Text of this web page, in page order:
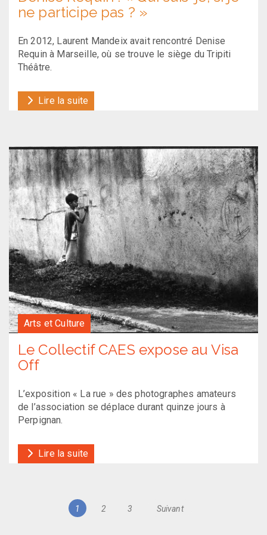
ne participe pas ? »
En 2012, Laurent Mandeix avait rencontré Denise
Requin à Marseille, où se trouve le siège du Tripiti
Théâtre.
Lire la suite
Arts et Culture
Le Collectif CAES expose au Visa
Off
L’exposition « La rue » des photographes amateurs
de l’association se déplace durant quinze jours à
Perpignan.
Lire la suite
Navigation
Page
1 Page
2 Page
3 Suivant